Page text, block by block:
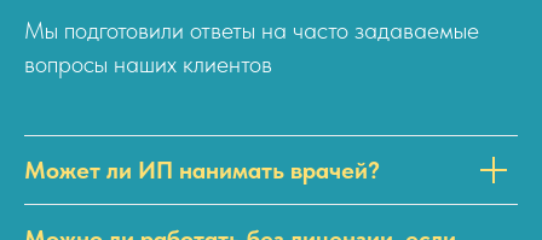
Мы подготовили ответы на часто задаваемые
вопросы наших клиентов
Может ли ИП нанимать врачей?